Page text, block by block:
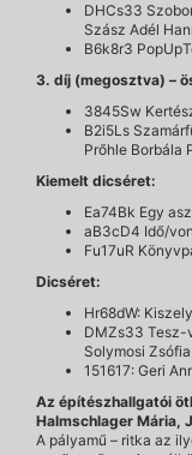
DHCs33
Szász Adél
B6k8r3
3. díj (megosztva) –
3845Sw
B2i5Ls
Prőhle Borbála
Kiemelt dicséret:
Ea74Bk Egy
aB3cD4 Idő/
Fu17uR
Dicséret:
Hr68dW:
DMZs33 Tesz-
Solymosi Zsófia
151617: Geri
Az építészhallgatói
Halmschlager Mária,
A pályamű – ritka az